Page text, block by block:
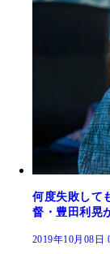
何度失敗して
督・豊田利晃
2019年10月08日